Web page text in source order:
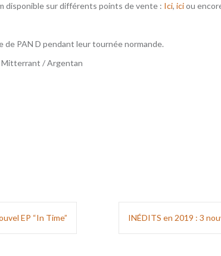
disponible sur différents points de vente : Ici, iciou
de PAN D pendant leur tournée normande.
Mitterrant / Argentan
EP “In Time” INÉDITS en 2019 : 3